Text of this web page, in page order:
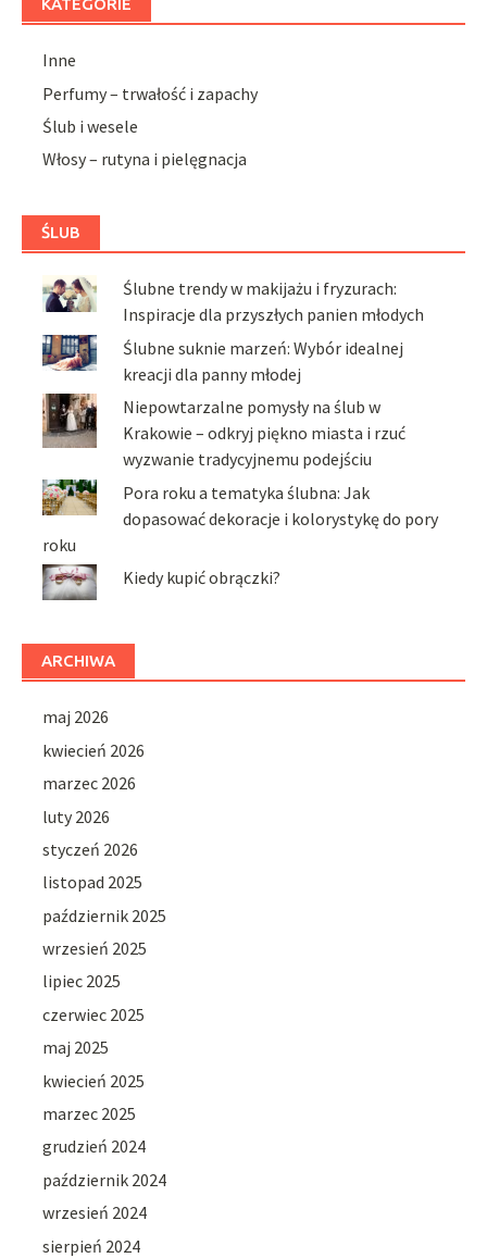
KATEGORIE
Inne
Perfumy – trwałość i zapachy
Ślub i wesele
Włosy – rutyna i pielęgnacja
ŚLUB
Ślubne trendy w makijażu i fryzurach:
Inspiracje dla przyszłych panien młodych
Ślubne suknie marzeń: Wybór idealnej
kreacji dla panny młodej
Niepowtarzalne pomysły na ślub w
Krakowie – odkryj piękno miasta i rzuć
wyzwanie tradycyjnemu podejściu
Pora roku a tematyka ślubna: Jak
dopasować dekoracje i kolorystykę do pory
roku
Kiedy kupić obrączki?
ARCHIWA
maj 2026
kwiecień 2026
marzec 2026
luty 2026
styczeń 2026
listopad 2025
październik 2025
wrzesień 2025
lipiec 2025
czerwiec 2025
maj 2025
kwiecień 2025
marzec 2025
grudzień 2024
październik 2024
wrzesień 2024
sierpień 2024